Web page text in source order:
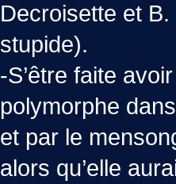
Decroisette et
stupide).
-S’être faite
polymorphe
et par le
alors qu’elle